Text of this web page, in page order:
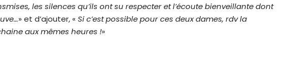
les silences qu’ils ont su respecter et l’écoute bienveillante dont
» et d’ajouter, « Si c’est possible pour ces deux dames, rdv la
aux mêmes heures !»